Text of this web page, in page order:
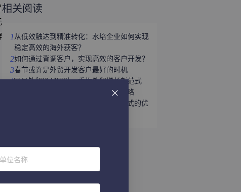
相关阅读
1 从低效触达到精准转化：水培企业如何实现
稳定高效的海外获客？
2如何通过背调客户，实现高效的客户开发？
3春节或许是外贸开发客户最好的时机
4网易外贸通AI团队，重构外贸增长新范式
外贸客户管理系统选型误区及应对策略
外贸客户管理系统与传统客户管理方式的优
位名称